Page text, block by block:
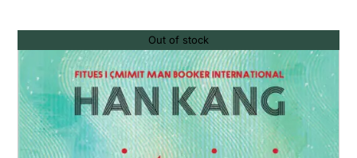
Out of stock